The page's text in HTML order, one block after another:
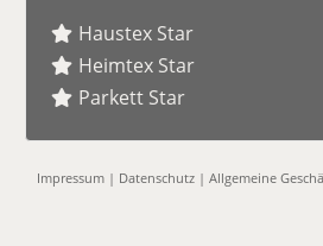
Haustex Star
Heimtex Star
Parkett Star
Impressum | Datenschutz |Allgemeine